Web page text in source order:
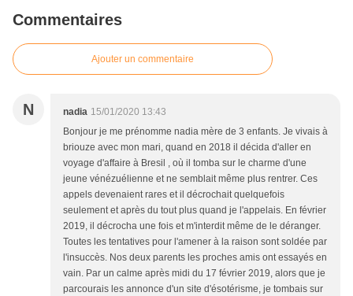
Commentaires
Ajouter un commentaire
N nadia 15/01/2020 13:43
Bonjour je me prénomme nadia mère de 3 enfants. Je vivais à
briouze avec mon mari, quand en 2018 il décida d'aller en
voyage d'affaire à Bresil , où il tomba sur le charme d'une
jeune vénézuélienne et ne semblait même plus rentrer. Ces
appels devenaient rares et il décrochait quelquefois
seulement et après du tout plus quand je l'appelais. En février
2019, il décrocha une fois et m'interdit même de le déranger.
Toutes les tentatives pour l'amener à la raison sont soldée par
l'insuccès. Nos deux parents les proches amis ont essayés en
vain. Par un calme après midi du 17 février 2019, alors que je
parcourais les annonce d'un site d'ésotérisme, je tombais sur